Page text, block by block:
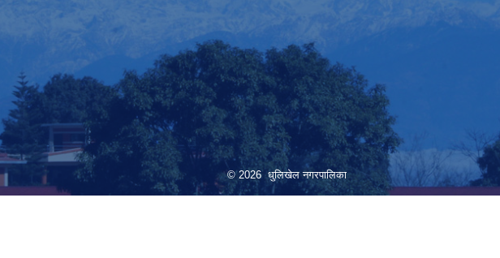
© 2026 धुलिखेल नगरपालिका